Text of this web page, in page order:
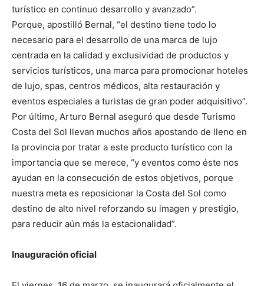
turístico en continuo desarrollo y avanzado”.
Porque, apostilló Bernal, “el destino tiene todo lo
necesario para el desarrollo de una marca de lujo
centrada en la calidad y exclusividad de productos y
servicios turísticos, una marca para promocionar hoteles
de lujo, spas, centros médicos, alta restauración y
eventos especiales a turistas de gran poder adquisitivo”.
Por último, Arturo Bernal aseguró que desde Turismo
Costa del Sol llevan muchos años apostando de lleno en
la provincia por tratar a este producto turístico con la
importancia que se merece, “y eventos como éste nos
ayudan en la consecución de estos objetivos, porque
nuestra meta es reposicionar la Costa del Sol como
destino de alto nivel reforzando su imagen y prestigio,
para reducir aún más la estacionalidad”.
Inauguración oficial